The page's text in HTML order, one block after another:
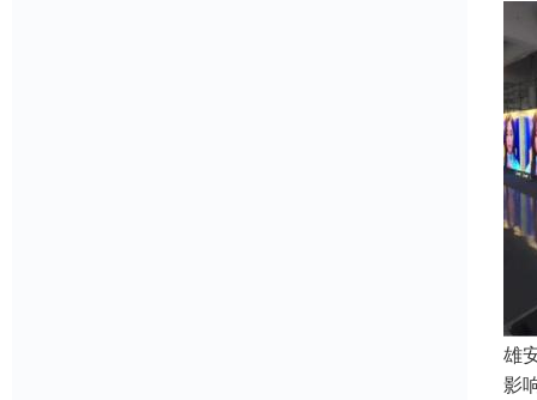
雄
影